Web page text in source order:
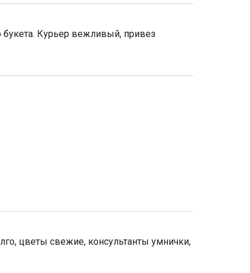
Курьер вежливый, привез
цветы свежие, консультанты умнички,